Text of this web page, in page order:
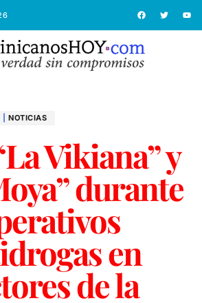
NOTICIAS
Vikiana” y
durante
en
de la